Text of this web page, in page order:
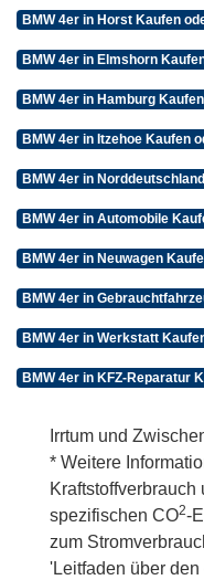
BMW 4er in Horst Kaufen
BMW 4er in Elmshorn
BMW 4er in Hamburg
BMW 4er in Itzehoe Kaufen
BMW 4er in
BMW 4er in Automobile
BMW 4er in Neuwagen
BMW 4er in
BMW 4er in Werkstatt
BMW 4er in KFZ-Reparatur
Irrtum und
* Weitere
spezifischen CO2-
zum
'Leitfaden über